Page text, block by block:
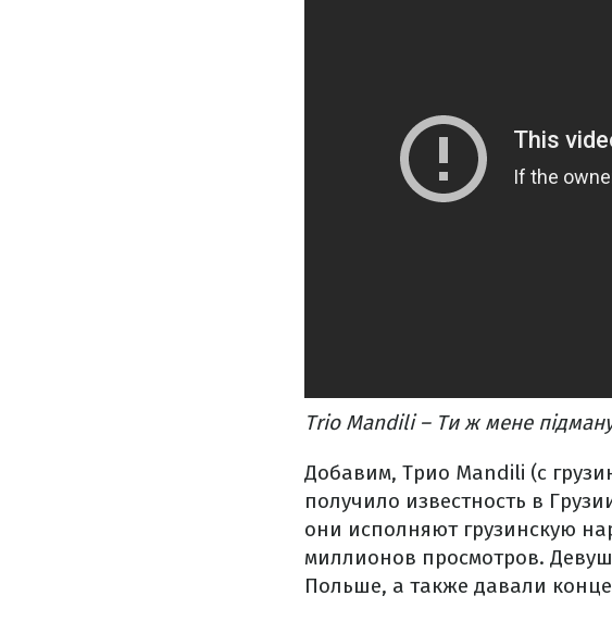
Trio Mandili – Ти ж мене
Добавим, Трио Mandili (с
получило известность в
они исполняют грузинскую
миллионов просмотров.
Польше, а также давали